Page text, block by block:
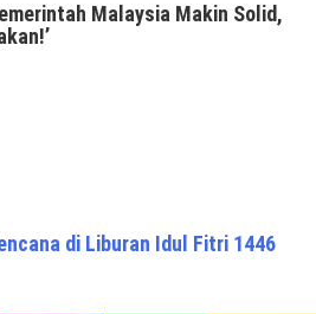
Malaysia Makin Solid,
di Liburan Idul Fitri 1446